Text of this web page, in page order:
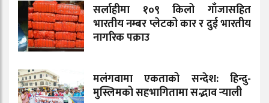
सर्लाहीमा १०९ किलो गाँजासहित
भारतीय नम्बर प्लेटको कार र दुई भारतीय
नागरिक पक्राउ
मलंगवामा एकताको सन्देश: हिन्दु-
मुस्लिमको सहभागितामा सद्भाव र्‍याली